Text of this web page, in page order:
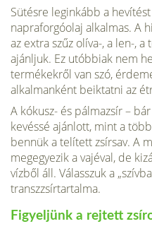
Sütésre leginkább a
napraforgóolaj alkalmas. A
az extra szűz olíva-, a len-,
ajánljuk. Ez utóbbiak nem
termékekről van szó,
alkalman­ként beiktatni az
A kókusz- és pálmazsír –
kevéssé ajánlott, mint a
bennük a telített zsírsav. A
megegyezik a vajéval, de
vízből áll. Válasszuk a
transzzsírtartalma.
Figyeljünk a rejtett